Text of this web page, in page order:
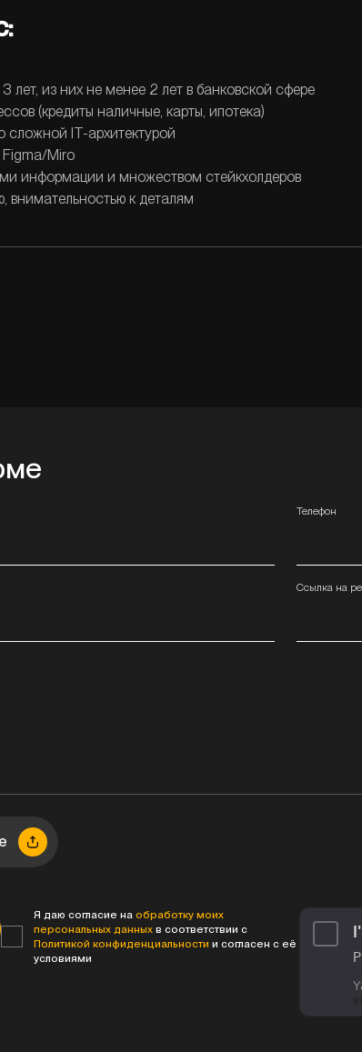
из них не менее 2 лет в банковской сфере
(кредиты наличные, карты, ипотека)
сложной IT-архитектурой
Figma/Miro
информации и множеством стейкхолдеров
внимательностью к деталям
Телефон
Ссылка на
Я даю согласие на обработку моих
персональных данных в соответствии с
Политикой конфиденциальности и согласен с её
условиями